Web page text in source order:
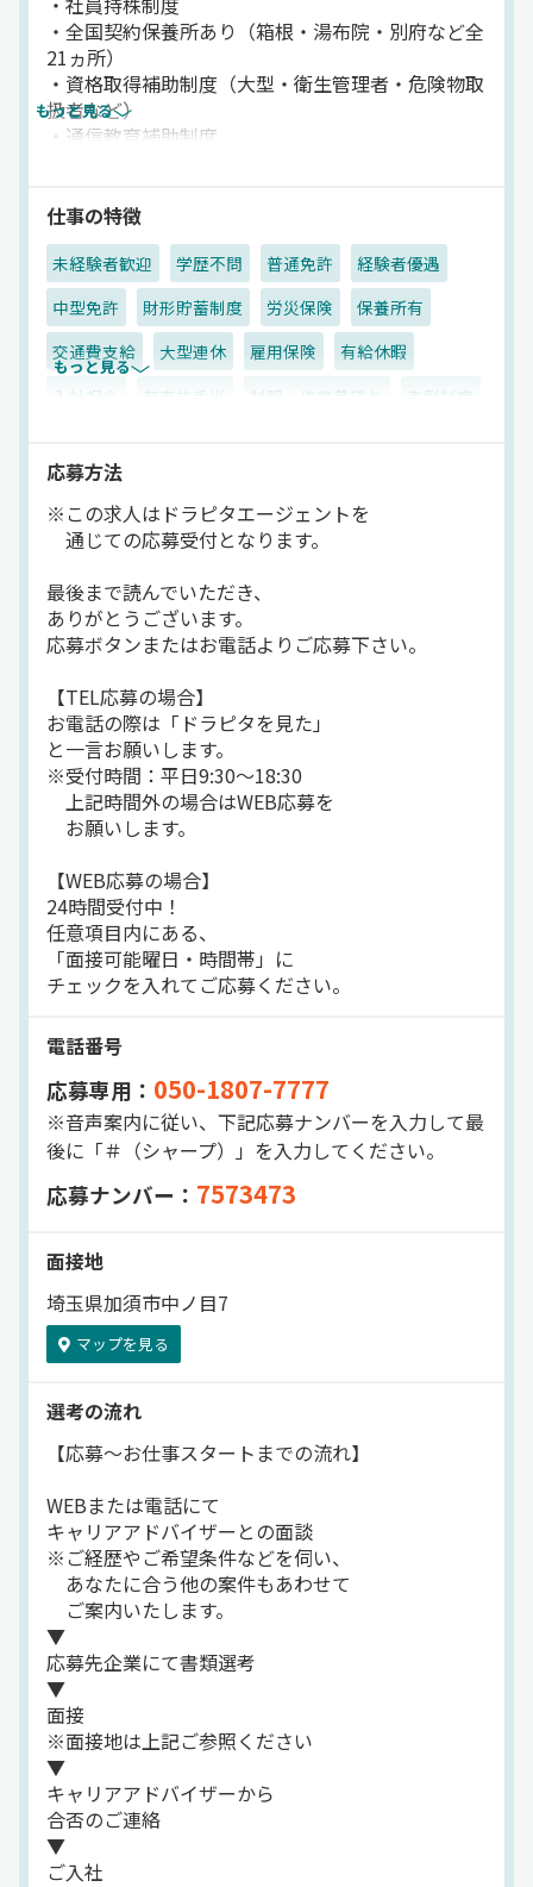
・全国契約保養所あり（箱根・湯布院・別府など全
21ヵ所）
・資格取得補助制度（大型・衛生管理者・危険物取
扱者など）
・通信教育補助制度
もっと見る
仕事の特徴
未経験者歓迎 学歴不問 普通免許
経験者優遇
中型免許
財形貯蓄制度 労災保険
保養所有
交通費支給
大型連休 雇用保険
有給休暇
入社祝金
無事故手当 制服・作業着貸与
表彰制度
厚生年金
健康保険
朝 早朝 夜 昼 真夜中
もっと見る
応募方法
※この求人はドラピタエージェントを
通じての応募受付となります。
最後まで読んでいただき、
ありがとうございます。
応募ボタンまたはお電話よりご応募下さい。
【TEL応募の場合】
お電話の際は「ドラピタを見た」
と一言お願いします。
※受付時間：平日9:30～18:30
上記時間外の場合はWEB応募を
お願いします。
【WEB応募の場合】
24時間受付中！
任意項目内にある、
「面接可能曜日・時間帯」に
チェックを入れてご応募ください。
電話番号
応募専用： 050-1807-7777
※音声案内に従い、下記応募ナンバーを入力して最
後に「＃（シャープ）」を入力してください。
応募ナンバー： 7573473
面接地
埼玉県加須市中ノ目7
マップを見る
選考の流れ
【応募～お仕事スタートまでの流れ】
WEBまたは電話にて
キャリアアドバイザーとの面談
※ご経歴やご希望条件などを伺い、
あなたに合う他の案件もあわせて
ご案内いたします。
▼
応募先企業にて書類選考
▼
面接
※面接地は上記ご参照ください
▼
キャリアアドバイザーから
合否のご連絡
▼
ご入社